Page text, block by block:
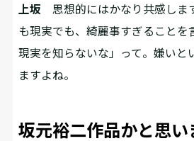
上坂 思想的にはかなり共感しま
も現実でも、綺麗事すぎることを
現実を知らないな」って。嫌いと
ますよね。
坂元裕二作品かと思い